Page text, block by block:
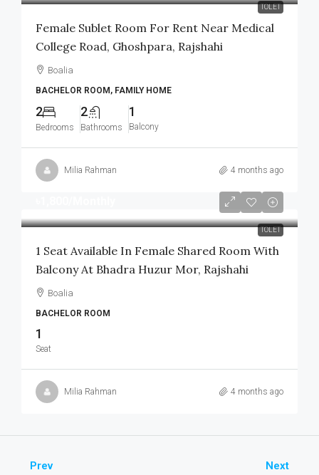
TOLET
Female Sublet Room For Rent Near Medical
College Road, Ghoshpara, Rajshahi
Boalia
BACHELOR ROOM, FAMILY HOME
2
Bedrooms
2
Bathrooms
1
Balcony
Milia Rahman 4 months ago
TOLET
1 Seat Available In Female Shared Room With
Balcony At Bhadra Huzur Mor, Rajshahi
Boalia
BACHELOR ROOM
1
Seat
Milia Rahman 4 months ago
Prev Next